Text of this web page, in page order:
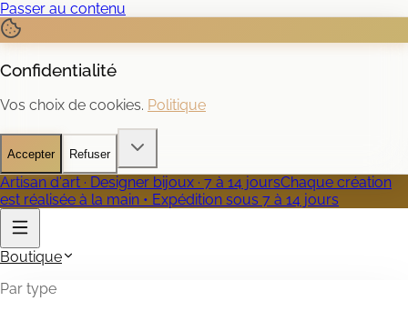
Passer au contenu
Confidentialité
Vos choix de cookies. Politique
Accepter Refuser
Artisan d'art · Designer bijoux · 7 à 14 joursChaque création
est réalisée à la main • Expédition sous 7 à 14 jours
Boutique
Par type